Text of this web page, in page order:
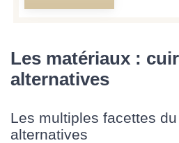
Les matériaux :
alternatives
Les multiples facettes
alternatives